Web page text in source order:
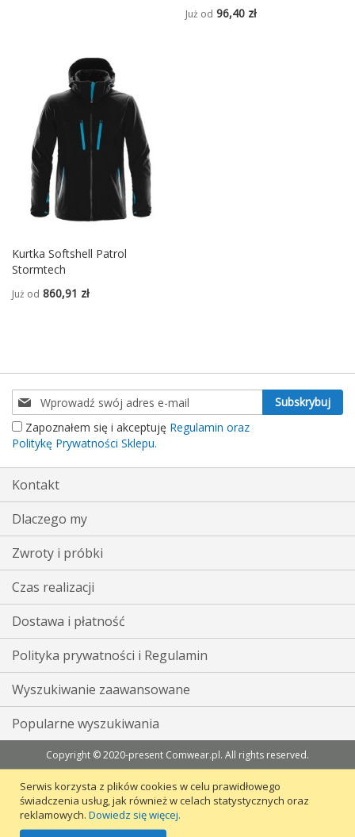
Już od 96,40 zł
Kurtka Softshell Patrol
Stormtech
Już od 860,91 zł
Subskrybuj
nasz
newsletter:
Subskrybuj
Zapoznałem się i akceptuję Regulamin oraz
Politykę Prywatności Sklepu.
Kontakt
Dlaczego my
Zwroty i próbki
Czas realizacji
Dostawa i płatność
Polityka prywatności i Regulamin
Wyszukiwanie zaawansowane
Popularne wyszukiwania
Copyright © 2020-present Comwear.pl. All rights reserved.
Serwis korzysta z plików cookies w celu prawidłowego
świadczenia usług, jak również w celach statystycznych oraz
reklamowych. Dowiedz się więcej.